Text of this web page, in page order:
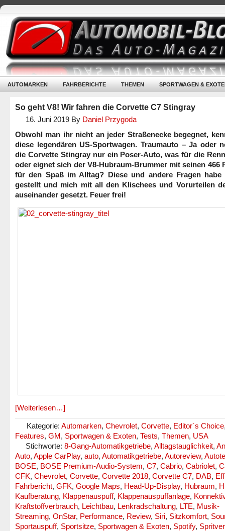
AUTOMARKEN FAHRBERICHTE THEMEN SPORTWAGEN &
So geht V8! Wir fahren die Corvette C7 Stingray
16. Juni 2019 By Daniel Przygoda
Obwohl man ihr nicht an jeder Straßenecke begegnet,
diese legendären US-Sportwagen. Traumauto – Ja oder
die Corvette Stingray nur ein Poser-Auto, was für die
oder eignet sich der V8-Hubraum-Brummer mit seinen 466
für den Spaß im Alltag? Diese und andere Fragen
gestellt und mich mit all den Klischees und Vorurteilen
auseinander gesetzt. Feuer frei!
[Weiterlesen…]
Kategorie: Automarken, Chevrolet, Corvette, Editor´s Choice
Features, GM, Sportwagen & Exoten, Tests, Themen, USA
Stichworte: 8-Gang-Automatikgetriebe, Alltagstauglichkeit,
Auto, Apple CarPlay, auto, Automatikgetriebe, Autoreview,
BOSE, BOSE Premium-Audio-System, C7, Cabrio, Cabriolet,
CFK, Chevrolet, Corvette, Corvette 2018, Corvette C7, DAB,
Fahrbericht, GFK, Google Maps, Head-Up-Display, Hubraum,
Kaufberatung, Klappenauspuff, Klappenauspuffanlage,
Kraftstoffverbrauch, Leichtbau, Lenkradschaltung, LTE, Musik-
Streaming, OnStar, Performance, Review, Siri, Sitzkomfort,
Sportauspuff, Sportsitze, Sportwagen & Exoten, Spotify,